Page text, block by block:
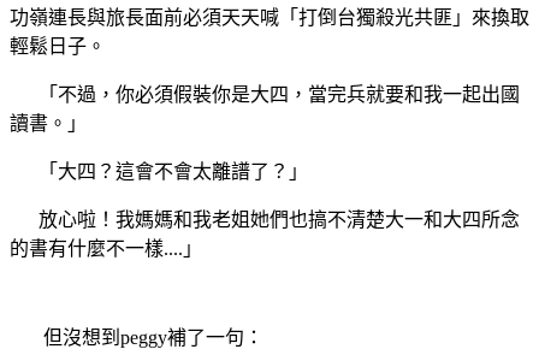
功嶺連長與旅長面前必須天天喊「打倒台獨殺光共匪」來換取
輕鬆日子。
「不過，你必須假裝你是大四，當完兵就要和我一起出國
讀書。」
「大四？這會不會太離譜了？」
放心啦！我媽媽和我老姐她們也搞不清楚大一和大四所念
的書有什麼不一樣.... 」
但沒想到 peggy補了一句：